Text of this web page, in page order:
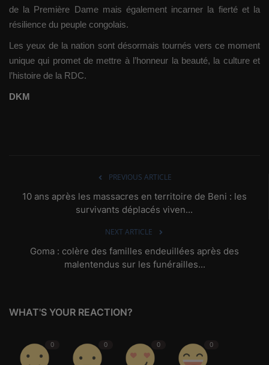
de la Première Dame mais également incarner la fierté et la
résilience du peuple congolais.
Les yeux de la nation sont désormais tournés vers ce moment
unique qui promet de mettre à l’honneur la beauté, la culture et
l’histoire de la RDC.
DKM
PREVIOUS ARTICLE
10 ans après les massacres en territoire de Beni : les
survivants déplacés viven...
NEXT ARTICLE
Goma : colère des familles endeuillées après des
malentendus sur les funérailles...
WHAT'S YOUR REACTION?
0 0 0 0